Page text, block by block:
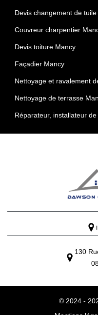
Devis changement de
Couvreur charpentier
Devis toiture Mancy
Façadier Mancy
Nettoyage et ravalement
Nettoyage de terrasse
Réparateur, installateur
130
© 2024 -